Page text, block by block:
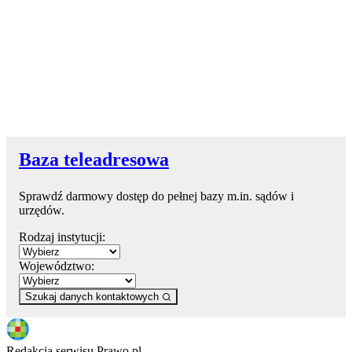
Baza teleadresowa
Sprawdź darmowy dostęp do pełnej bazy m.in. sądów i
urzędów.
Rodzaj instytucji:
Województwo:
Szukaj danych kontaktowych